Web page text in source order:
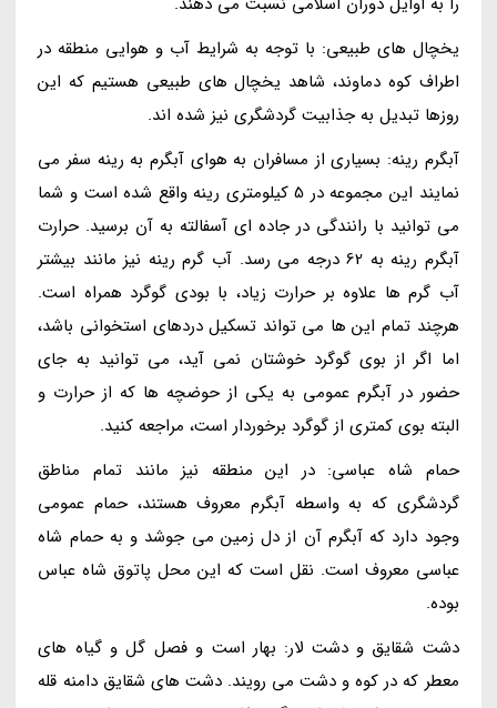
یخچال های طبیعی: با توجه به شرایط آب و هوایی منطقه در
اطراف کوه دماوند، شاهد یخچال های طبیعی هستیم که این
روزها تبدیل به جذابیت گردشگری نیز شده اند.
آبگرم رینه: بسیاری از مسافران به هوای آبگرم به رینه سفر می
نمایند این مجموعه در 5 کیلومتری رینه واقع شده است و شما
می توانید با رانندگی در جاده ای آسفالته به آن برسید. حرارت
آبگرم رینه به 62 درجه می رسد. آب گرم رینه نیز مانند بیشتر
آب گرم ها علاوه بر حرارت زیاد، با بودی گوگرد همراه است.
هرچند تمام این ها می تواند تسکیل دردهای استخوانی باشد،
اما اگر از بوی گوگرد خوشتان نمی آید، می توانید به جای
حضور در آبگرم عمومی به یکی از حوضچه ها که از حرارت و
البته بوی کمتری از گوگرد برخوردار است، مراجعه کنید.
حمام شاه عباسی: در این منطقه نیز مانند تمام مناطق
گردشگری که به واسطه آبگرم معروف هستند، حمام عمومی
وجود دارد که آبگرم آن از دل زمین می جوشد و به حمام شاه
عباسی معروف است. نقل است که این محل پاتوق شاه عباس
بوده.
دشت شقایق و دشت لار: بهار است و فصل گل و گیاه های
معطر که در کوه و دشت می رویند. دشت های شقایق دامنه قله